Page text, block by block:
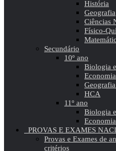
História
Geografia
Ciências
Físico-
Secundário
10º ano
Biologia
HCA
11º ano
Biologia
PROVAS E EXAMES
Provas e Exames de
critérios